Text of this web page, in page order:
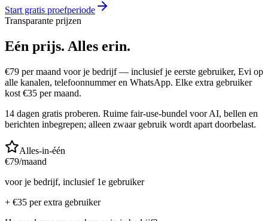
Start gratis proefperiode
Transparante prijzen
Eén prijs. Alles erin.
€79 per maand voor je bedrijf — inclusief je eerste gebruiker, Evi op
alle kanalen, telefoonnummer en WhatsApp. Elke extra gebruiker
kost €35 per maand.
14 dagen gratis proberen. Ruime fair-use-bundel voor AI, bellen en
berichten inbegrepen; alleen zwaar gebruik wordt apart doorbelast.
Alles-in-één
€79/maand
voor je bedrijf, inclusief 1e gebruiker
+ €35 per extra gebruiker